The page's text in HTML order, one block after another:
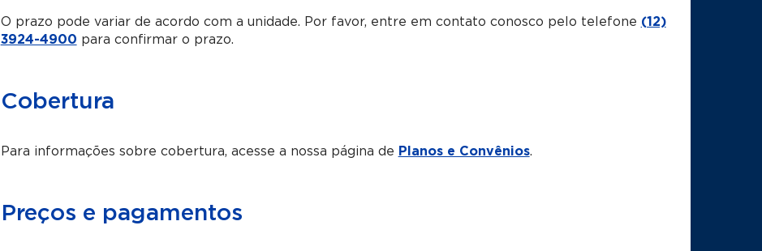
O prazo pode variar de acordo com a unidade. Por favor, entre em contato conosco pelo telefone (12)
3924-4900 para confirmar o prazo.
Cobertura
Para informações sobre cobertura, acesse a nossa página de Planos e Convênios.
Preços e pagamentos